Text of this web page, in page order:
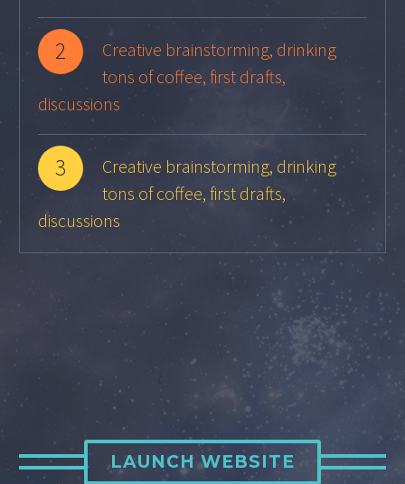
2
Creative brainstorming, drinking
tons of coffee, first drafts,
discussions
3
Creative brainstorming, drinking
tons of coffee, first drafts,
discussions
LAUNCH WEBSITE